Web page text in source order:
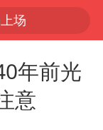
场
面”店
年仅44岁
年前光
意